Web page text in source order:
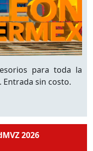
para toda la
Entrada sin costo.
2026